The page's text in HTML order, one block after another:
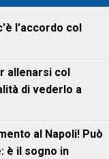
l'accordo col
allenarsi col
di vederlo a
al Napoli! Può
è il sogno in